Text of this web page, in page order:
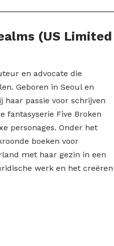
(US Limited
en advocate die
Geboren in Seoul en
haar passie voor schrijven
fantasyserie Five Broken
personages. Onder het
boeken voor
met haar gezin in een
werk en het creëren